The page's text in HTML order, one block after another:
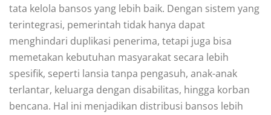
tata kelola bansos yang lebih baik. Dengan sistem yang
terintegrasi, pemerintah tidak hanya dapat
menghindari duplikasi penerima, tetapi juga bisa
memetakan kebutuhan masyarakat secara lebih
spesifik, seperti lansia tanpa pengasuh, anak-anak
terlantar, keluarga dengan disabilitas, hingga korban
bencana. Hal ini menjadikan distribusi bansos lebih